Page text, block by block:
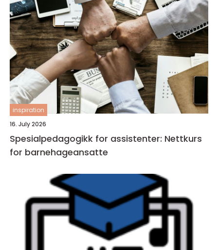
inspiration
16. July 2026
Spesialpedagogikk for assistenter: Nettkurs
for barnehageansatte